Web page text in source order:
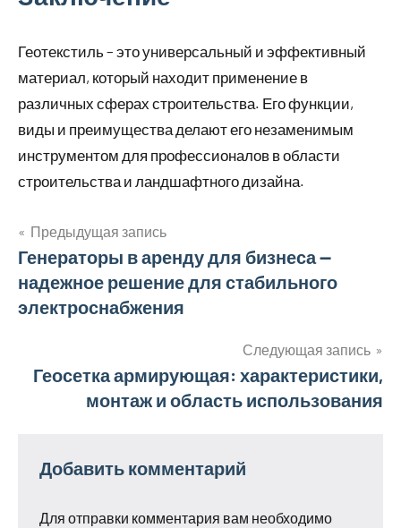
Геотекстиль – это универсальный и эффективный
материал, который находит применение в
различных сферах строительства. Его функции,
виды и преимущества делают его незаменимым
инструментом для профессионалов в области
строительства и ландшафтного дизайна.
Навигация
по
Предыдущая запись
Генераторы в аренду для бизнеса —
надежное решение для стабильного
электроснабжения
Следующая запись
Геосетка армирующая: характеристики,
монтаж и область использования
Добавить комментарий
Для отправки комментария вам необходимо